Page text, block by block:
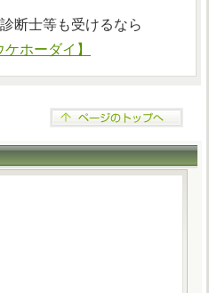
断士等も受けるなら
ホーダイ】